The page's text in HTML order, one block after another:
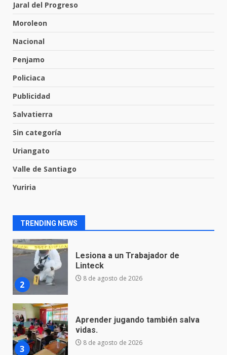
Jaral del Progreso
Moroleon
Nacional
Penjamo
Policiaca
Publicidad
Salvatierra
Sin categoría
Uriangato
Valle de Santiago
Yuriria
TRENDING NEWS
6
seguridad con nuevas unidades
7
6 de agosto de 2026
1
En consultorio médico lesiona a
2
8 de agosto de 2026
3
Aprender jugando también salva
vidas.
8 de agosto de 2026
4
Incendio en taller mecánico de
Puerto de Águila:
7 de agosto de 2026